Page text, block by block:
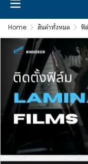
Home สินค้าทั้งหมด ฟิ